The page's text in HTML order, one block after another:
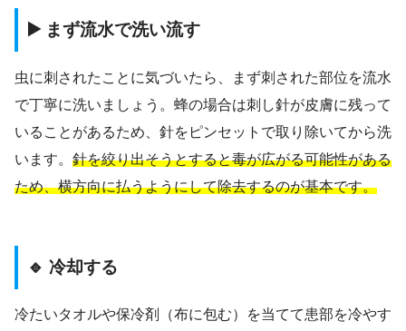
▶️ まず流水で洗い流す
虫に刺されたことに気づいたら、まず刺された部位を流水
で丁寧に洗いましょう。蜂の場合は刺し針が皮膚に残って
いることがあるため、針をピンセットで取り除いてから洗
います。 針を絞り出そうとすると毒が広がる可能性がある
ため、横方向に払うようにして除去するのが基本です。
🔹 冷却する
冷たいタオルや保冷剤（布に包む）を当てて患部を冷やす